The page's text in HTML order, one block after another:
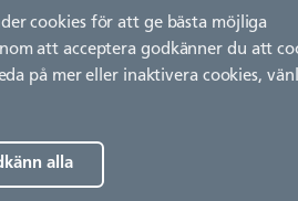
cookies för att ge bästa möjliga
att acceptera godkänner du att
på mer eller inaktivera cookies,
alla